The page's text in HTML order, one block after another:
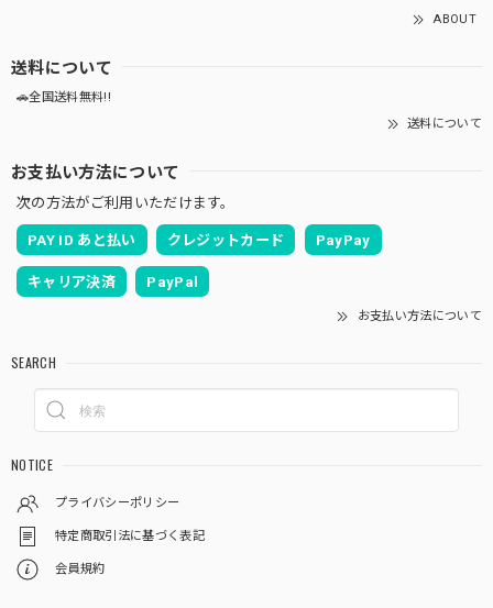
ABOUT
送料について
🚗全国送料無料!!
送料について
お支払い方法について
次の方法がご利用いただけます。
PAY ID あと払い クレジットカード PayPay
キャリア決済 PayPal
お支払い方法について
SEARCH
NOTICE
プライバシーポリシー
特定商取引法に基づく表記
会員規約